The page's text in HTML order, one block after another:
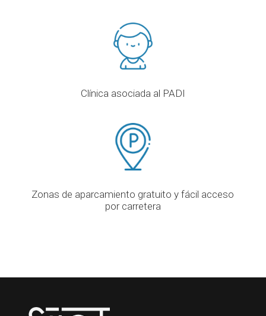
Clínica asociada al PADI
Zonas de aparcamiento gratuito y fácil acceso
por carretera